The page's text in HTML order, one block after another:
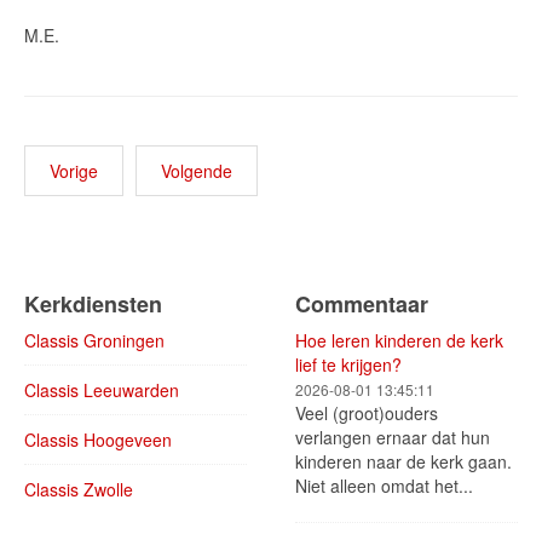
M.E.
Vorige Volgende
Kerkdiensten
Classis Groningen
Classis Leeuwarden
Classis Hoogeveen
Classis Zwolle
Commentaar
Hoe leren kinderen de kerk
lief te krijgen?
2026-08-01 13:45:11
Veel (groot)ouders
verlangen ernaar dat hun
kinderen naar de kerk gaan.
Niet alleen omdat het...